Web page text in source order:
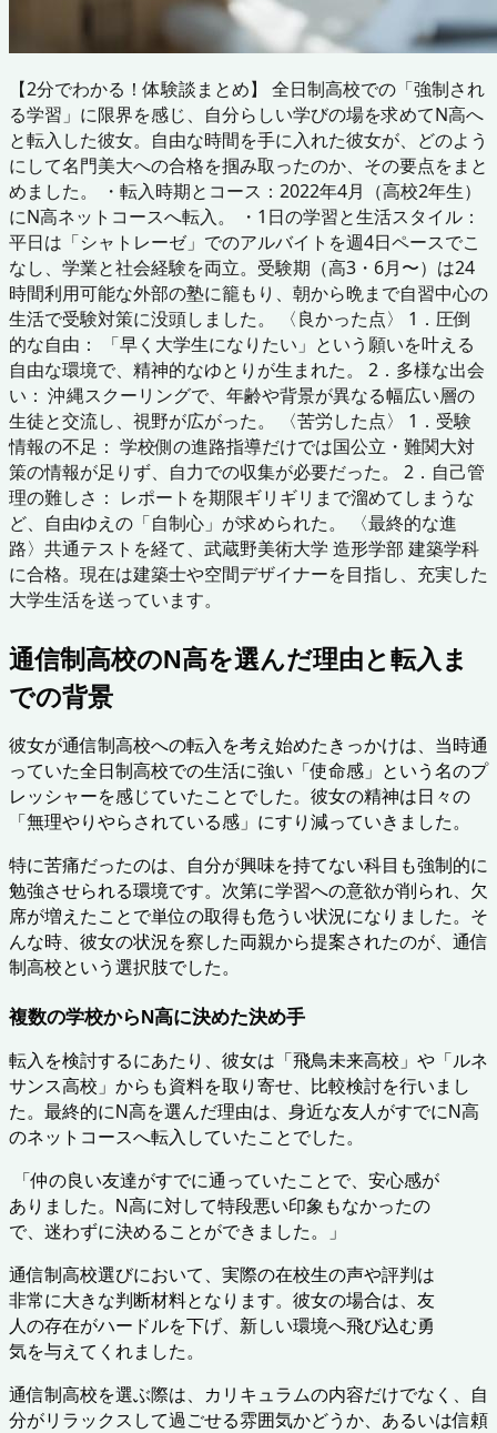
【2分でわかる！体験談まとめ】 全日制高校での「強制され
る学習」に限界を感じ、自分らしい学びの場を求めてN高へ
と転入した彼女。自由な時間を手に入れた彼女が、どのよう
にして名門美大への合格を掴み取ったのか、その要点をまと
めました。 ・転入時期とコース：2022年4月（高校2年生）
にN高ネットコースへ転入。 ・1日の学習と生活スタイル：
平日は「シャトレーゼ」でのアルバイトを週4日ペースでこ
なし、学業と社会経験を両立。受験期（高3・6月〜）は24
時間利用可能な外部の塾に籠もり、朝から晩まで自習中心の
生活で受験対策に没頭しました。 〈良かった点〉 1．圧倒
的な自由： 「早く大学生になりたい」という願いを叶える
自由な環境で、精神的なゆとりが生まれた。 2．多様な出会
い： 沖縄スクーリングで、年齢や背景が異なる幅広い層の
生徒と交流し、視野が広がった。 〈苦労した点〉 1．受験
情報の不足： 学校側の進路指導だけでは国公立・難関大対
策の情報が足りず、自力での収集が必要だった。 2．自己管
理の難しさ： レポートを期限ギリギリまで溜めてしまうな
ど、自由ゆえの「自制心」が求められた。 〈最終的な進
路〉共通テストを経て、武蔵野美術大学 造形学部 建築学科
に合格。現在は建築士や空間デザイナーを目指し、充実した
大学生活を送っています。
通信制高校のN高を選んだ理由と転入ま
での背景
彼女が通信制高校への転入を考え始めたきっかけは、当時通
っていた全日制高校での生活に強い「使命感」という名のプ
レッシャーを感じていたことでした。彼女の精神は日々の
「無理やりやらされている感」にすり減っていきました。
特に苦痛だったのは、自分が興味を持てない科目も強制的に
勉強させられる環境です。次第に学習への意欲が削られ、欠
席が増えたことで単位の取得も危うい状況になりました。そ
んな時、彼女の状況を察した両親から提案されたのが、通信
制高校という選択肢でした。
複数の学校からN高に決めた決め手
転入を検討するにあたり、彼女は「飛鳥未来高校」や「ルネ
サンス高校」からも資料を取り寄せ、比較検討を行いまし
た。最終的にN高を選んだ理由は、身近な友人がすでにN高
のネットコースへ転入していたことでした。
「仲の良い友達がすでに通っていたことで、安心感が
ありました。N高に対して特段悪い印象もなかったの
で、迷わずに決めることができました。」
通信制高校選びにおいて、実際の在校生の声や評判は
非常に大きな判断材料となります。彼女の場合は、友
人の存在がハードルを下げ、新しい環境へ飛び込む勇
気を与えてくれました。
通信制高校を選ぶ際は、カリキュラムの内容だけでなく、自
分がリラックスして過ごせる雰囲気かどうか、あるいは信頼